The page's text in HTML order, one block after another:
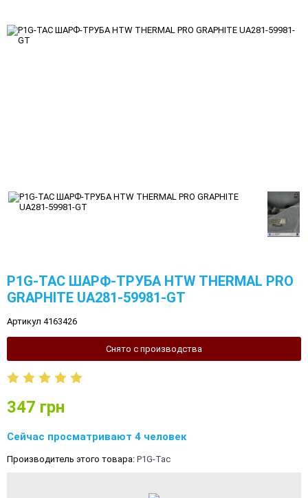
P1G-TAC ШАРФ-ТРУБА HTW THERMAL PRO
GRAPHITE UA281-59981-GT
Артикул 4163426
Снято с производства
347 грн
Сейчас просматривают 4 человек
Производитель этого товара: P1G-Tac